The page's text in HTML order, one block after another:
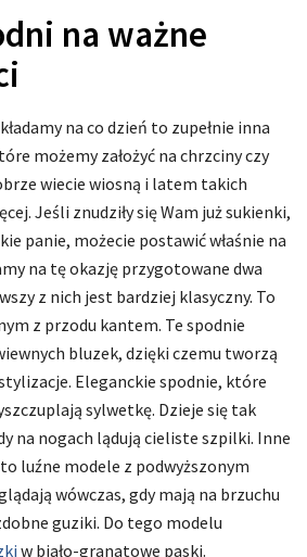
na ważne
na co dzień to zupełnie inna
możemy założyć na chrzciny czy
wiecie wiosną i latem takich
Jeśli znudziły się Wam już sukienki,
panie, możecie postawić właśnie na
na tę okazję przygotowane dwa
z nich jest bardziej klasyczny. To
z przodu kantem. Te spodnie
bluzek, dzięki czemu tworzą
Eleganckie spodnie, które
sylwetkę. Dzieje się tak
na nogach lądują cieliste szpilki. Inne
to luźne modele z podwyższonym
wówczas, gdy mają na brzuchu
guziki. Do tego modelu
w biało-granatowe paski.